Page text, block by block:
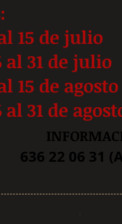
15 de julio
al 31 de julio
15 de agosto
31 de
INF
636 22 06 31